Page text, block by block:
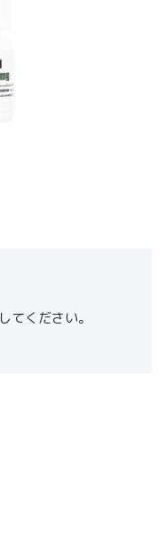
してください。